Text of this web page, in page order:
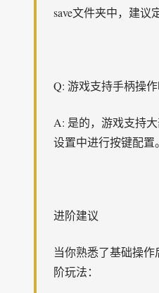
save文件夹中，建议
Q: 游戏支持手柄操作
A: 是的，游戏支持
设置中进行按键配置。
进阶建议
当你熟悉了基础操
阶玩法：